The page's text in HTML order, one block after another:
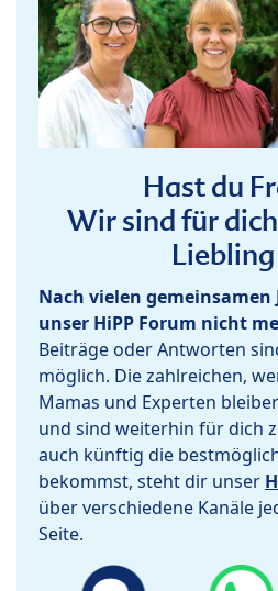
Hast du
Wir sind für
Nach vielen
unser HiPP Forum nicht
Beiträge oder Antworten
möglich. Die zahlreichen,
Mamas und Experten
und sind weiterhin für dich
auch künftig die
bekommst, steht dir unser
über verschiedene Kanäle
Seite.